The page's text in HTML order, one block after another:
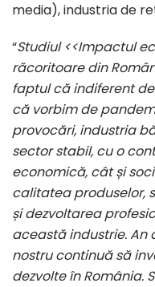
media), industria de
“Studiul <<Impactul
răcoritoare din
faptul că indiferent
că vorbim de
provocări, industria
sector stabil, cu o
economică, cât și
calitatea produselor,
și dezvoltarea
această industrie. An
nostru continuă să
dezvolte în România.